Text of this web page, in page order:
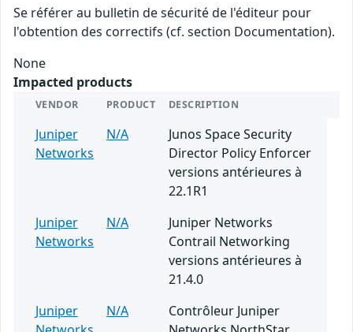
Se référer au bulletin de sécurité de l'éditeur pour
l'obtention des correctifs (cf. section Documentation).
None
Impacted products
VENDOR PRODUCT DESCRIPTION
Juniper
Networks
N/A
Junos Space Security
Director Policy Enforcer
versions antérieures à
22.1R1
Juniper
Networks
N/A
Juniper Networks
Contrail Networking
versions antérieures à
21.4.0
Juniper
N/A
Contrôleur Juniper